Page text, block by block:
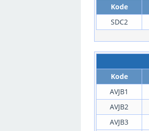
Kode
SDC2
Kode
AVJB1
AVJB2
AVJB3